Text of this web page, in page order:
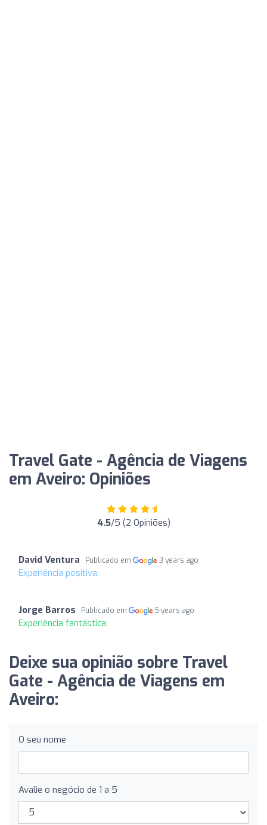
Travel Gate - Agência de Viagens
em Aveiro: Opiniões
4.5/5 (2 Opiniões)
David Ventura Publicado em 3 years ago
Experiência positiva:
Jorge Barros Publicado em 5 years ago
Experiência fantástica:
Deixe sua opinião sobre Travel
Gate - Agência de Viagens em
Aveiro:
O seu nome
Avalie o negócio de 1 a 5